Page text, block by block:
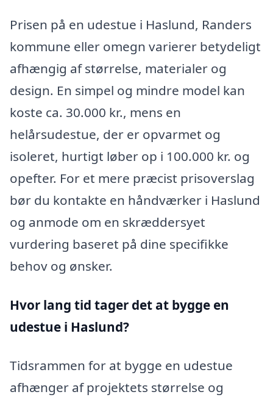
Prisen på en udestue i Haslund, Randers
kommune eller omegn varierer betydeligt
afhængig af størrelse, materialer og
design. En simpel og mindre model kan
koste ca. 30.000 kr., mens en
helårsudestue, der er opvarmet og
isoleret, hurtigt løber op i 100.000 kr. og
opefter. For et mere præcist prisoverslag
bør du kontakte en håndværker i Haslund
og anmode om en skræddersyet
vurdering baseret på dine specifikke
behov og ønsker.
Hvor lang tid tager det at bygge en
udestue i Haslund?
Tidsrammen for at bygge en udestue
afhænger af projektets størrelse og